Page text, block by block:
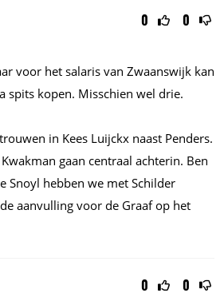
0 0
voor het salaris van Zwaanswijk kan
spits kopen. Misschien wel drie.
in Kees Luijckx naast Penders.
gaan centraal achterin. Ben
Snoyl hebben we met Schilder
aanvulling voor de Graaf op het
0 0